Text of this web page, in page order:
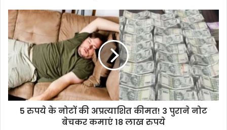
5 रुपये के नोटों की अप्रत्याशित कीमत! 3 पुराने नोट
बेचकर कमाएं 18 लाख रुपये